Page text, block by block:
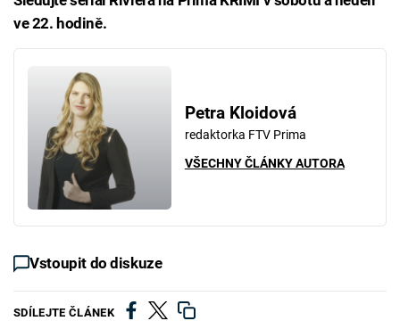
ve 22. hodině.
Petra Kloidová
redaktorka FTV Prima
VŠECHNY ČLÁNKY AUTORA
Vstoupit do diskuze
SDÍLEJTE ČLÁNEK